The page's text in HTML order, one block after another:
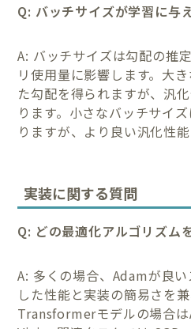
Q: バッチサイズが学習に与
A: バッチサイズは勾配の推
リ使用量に影響します。大
た勾配を得られますが、汎
ります。小さなバッチサイ
りますが、より良い汎化性
実装に関する質問
Q: どの最適化アルゴリズム
A: 多くの場合、Adamが良
した性能と実装の簡易さを兼
Transformerモデルの場合は